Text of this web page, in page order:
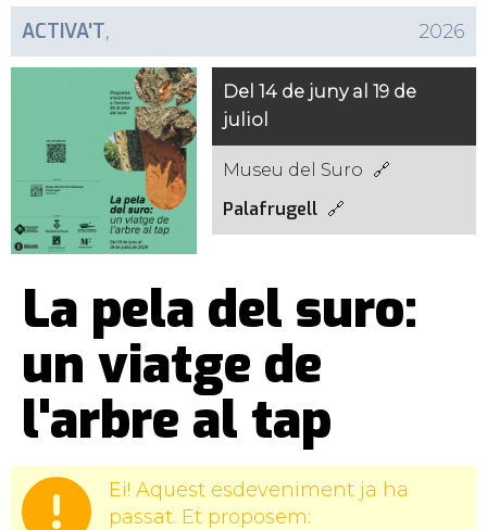
ACTIVA'T, 2026
Del 14 de juny al 19 de
juliol
Museu del Suro
Palafrugell
La pela del suro:
un viatge de
l'arbre al tap
Ei! Aquest esdeveniment ja ha
passat. Et proposem: